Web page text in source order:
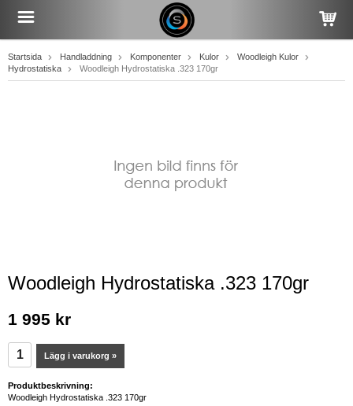
Startsida Handladdning Komponenter Kulor
Woodleigh Kulor
Hydrostatiska
Woodleigh Hydrostatiska .323 170gr
Woodleigh Hydrostatiska .323 170gr
1 995 kr
Lägg i varukorg »
Produktbeskrivning:
Woodleigh Hydrostatiska .323 170gr